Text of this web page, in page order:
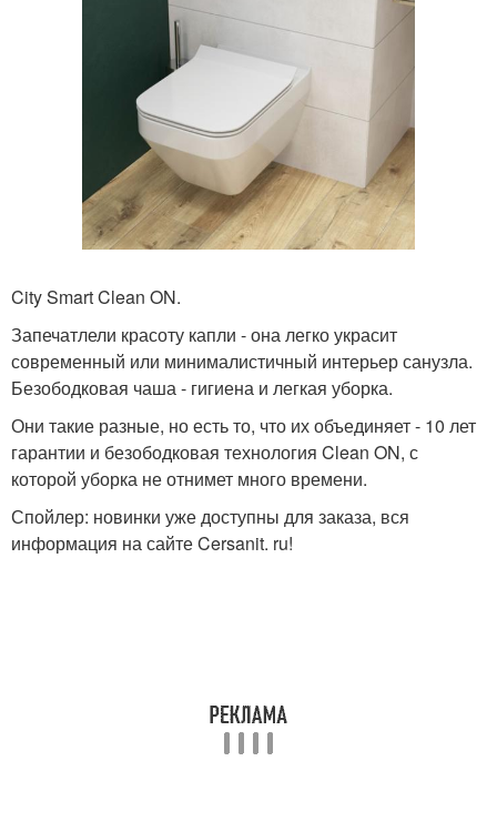
City Smart Clean ON.
Запечатлели красоту капли - она легко украсит
современный или минималистичный интерьер санузла.
Безободковая чаша - гигиена и легкая уборка.
Они такие разные, но есть то, что их объединяет - 10 лет
гарантии и безободковая технология Clean ON, с
которой уборка не отнимет много времени.
Спойлер: новинки уже доступны для заказа, вся
информация на сайте Cersanit. ru!